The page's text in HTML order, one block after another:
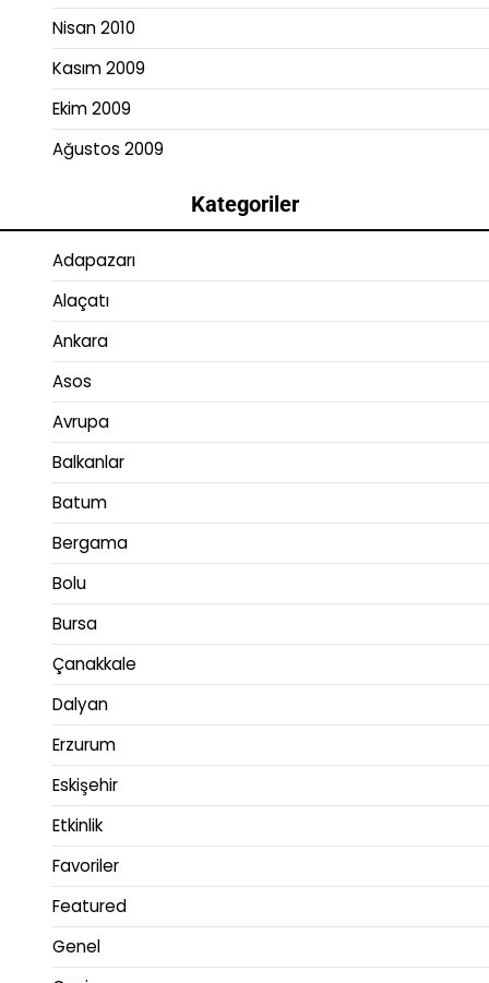
Nisan 2010
Kasım 2009
Ekim 2009
Ağustos 2009
Kategoriler
Adapazarı
Alaçatı
Ankara
Asos
Avrupa
Balkanlar
Batum
Bergama
Bolu
Bursa
Çanakkale
Dalyan
Erzurum
Eskişehir
Etkinlik
Favoriler
Featured
Genel